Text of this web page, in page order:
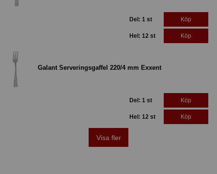
Del: 1 st Köp
Hel: 12 st Köp
Galant Serveringsgaffel 220/4 mm Exxent
Del: 1 st Köp
Hel: 12 st Köp
Visa fler